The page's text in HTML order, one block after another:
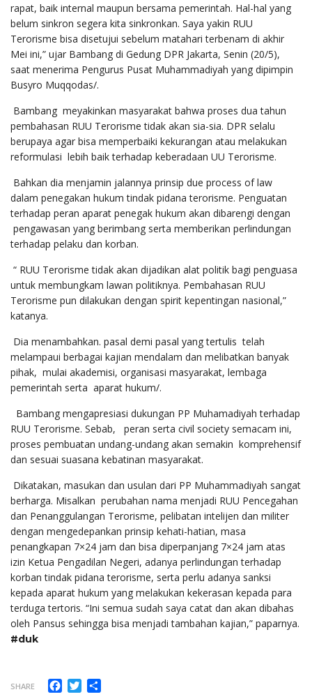
rapat, baik internal maupun bersama pemerintah. Hal-hal yang
belum sinkron segera kita sinkronkan. Saya yakin RUU
Terorisme bisa disetujui sebelum matahari terbenam di akhir
Mei ini,” ujar Bambang di Gedung DPR Jakarta, Senin (20/5),
saat menerima Pengurus Pusat Muhammadiyah yang dipimpin
Busyro Muqqodas/.
Bambang meyakinkan masyarakat bahwa proses dua tahun
pembahasan RUU Terorisme tidak akan sia-sia. DPR selalu
berupaya agar bisa memperbaiki kekurangan atau melakukan
reformulasi lebih baik terhadap keberadaan UU Terorisme.
Bahkan dia menjamin jalannya prinsip due process of law
dalam penegakan hukum tindak pidana terorisme. Penguatan
terhadap peran aparat penegak hukum akan dibarengi dengan
pengawasan yang berimbang serta memberikan perlindungan
terhadap pelaku dan korban.
“ RUU Terorisme tidak akan dijadikan alat politik bagi penguasa
untuk membungkam lawan politiknya. Pembahasan RUU
Terorisme pun dilakukan dengan spirit kepentingan nasional,”
katanya.
Dia menambahkan. pasal demi pasal yang tertulis telah
melampaui berbagai kajian mendalam dan melibatkan banyak
pihak, mulai akademisi, organisasi masyarakat, lembaga
pemerintah serta aparat hukum/.
Bambang mengapresiasi dukungan PP Muhamadiyah terhadap
RUU Terorisme. Sebab, peran serta civil society semacam ini,
proses pembuatan undang-undang akan semakin komprehensif
dan sesuai suasana kebatinan masyarakat.
Dikatakan, masukan dan usulan dari PP Muhammadiyah sangat
berharga. Misalkan perubahan nama menjadi RUU Pencegahan
dan Penanggulangan Terorisme, pelibatan intelijen dan militer
dengan mengedepankan prinsip kehati-hatian, masa
penangkapan 7×24 jam dan bisa diperpanjang 7×24 jam atas
izin Ketua Pengadilan Negeri, adanya perlindungan terhadap
korban tindak pidana terorisme, serta perlu adanya sanksi
kepada aparat hukum yang melakukan kekerasan kepada para
terduga tertoris. “Ini semua sudah saya catat dan akan dibahas
oleh Pansus sehingga bisa menjadi tambahan kajian,” paparnya.
#duk
SHARE Facebook
Twitter